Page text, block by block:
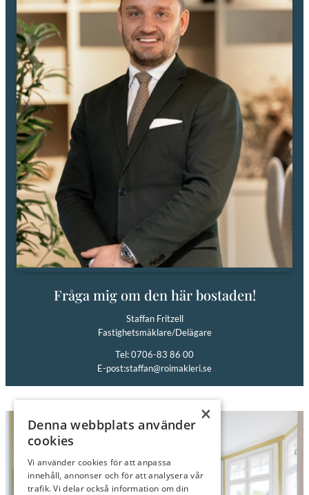
Fråga mig om den här bostaden!
Staffan Fritzell
Fastighetsmäklare/Delägare
Tel: 0706-83 86 00
E-post:staffan@roimakleri.se
×
Denna webbplats använder
cookies
Vi använder cookies för att anpassa
innehåll, annonser och för att analysera vår
trafik. Vi delar också information om din